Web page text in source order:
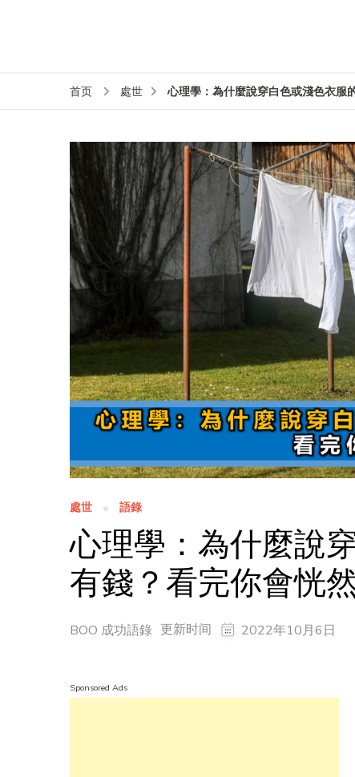
首页 處世 心理學：為什麼說穿白色或淺色衣服
處世 語錄
心理學：為什麼說
有錢？看完你會恍
BOO 成功語錄 更新时间 2022年10月6日
Sponsored Ads